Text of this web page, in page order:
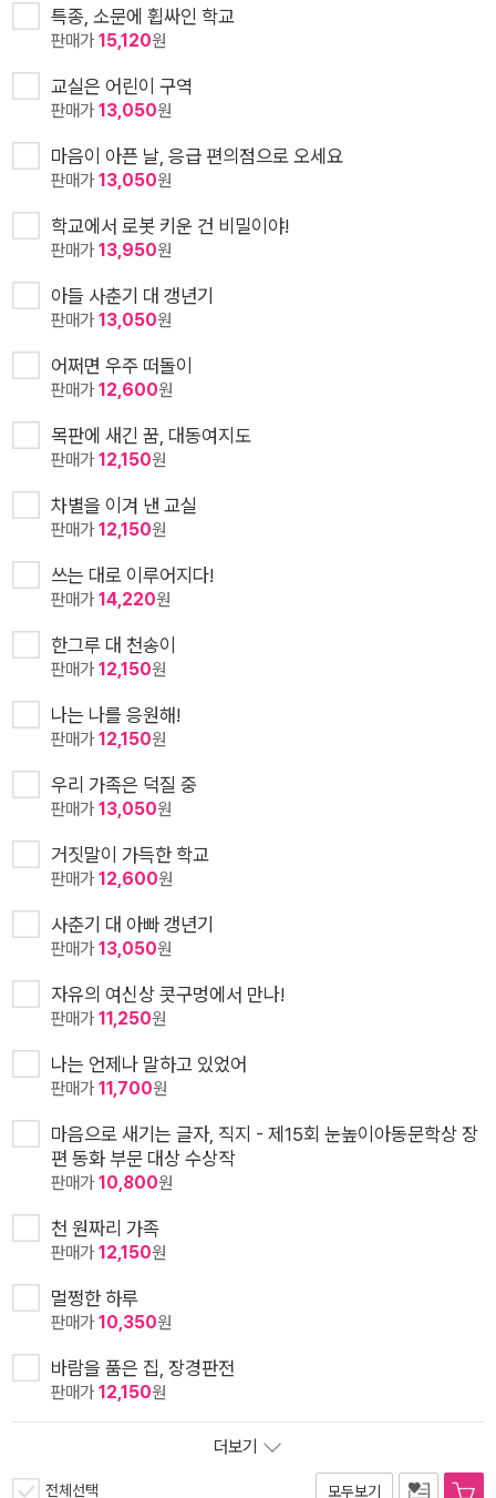
특종, 소문에 휩싸인 학교
판매가15,120원
교실은 어린이 구역
판매가13,050원
마음이 아픈 날, 응급 편의점으로 오세요
판매가13,050원
학교에서 로봇 키운 건 비밀이야!
판매가13,950원
아들 사춘기 대 갱년기
판매가13,050원
어쩌면 우주 떠돌이
판매가12,600원
목판에 새긴 꿈, 대동여지도
판매가12,150원
차별을 이겨 낸 교실
판매가12,150원
쓰는 대로 이루어지다!
판매가14,220원
한그루 대 천송이
판매가12,150원
나는 나를 응원해!
판매가12,150원
우리 가족은 덕질 중
판매가13,050원
거짓말이 가득한 학교
판매가12,600원
사춘기 대 아빠 갱년기
판매가13,050원
자유의 여신상 콧구멍에서 만나!
판매가11,250원
나는 언제나 말하고 있었어
판매가11,700원
마음으로 새기는 글자, 직지 - 제15회 눈높이아동문학상 장
편 동화 부문 대상 수상작
판매가10,800원
천 원짜리 가족
판매가12,150원
멀쩡한 하루
판매가10,350원
바람을 품은 집, 장경판전
판매가12,150원
더보기
전체선택 모두보기